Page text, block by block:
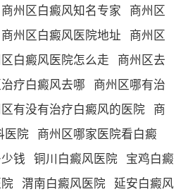
商州区白癜风知名专家 商州区
商州区白癜风医院地址 商州区
白癜风医院怎么走 商州区去
疗白癜风去哪 商州区哪有治
有没有治疗白癜风的医院 商
医院 商州区哪家医院看白癜
钱 铜川白癜风医院 宝鸡白癜
渭南白癜风医院 延安白癜风